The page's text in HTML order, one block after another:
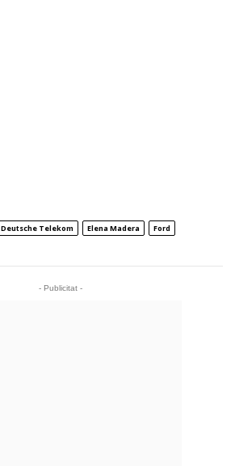
Deutsche Telekom Elena Madera
Ford
- Publicitat -